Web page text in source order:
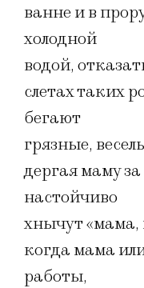
ванне и в
холодной
водой,
слетах таких
бегают
грязные,
дергая маму
настойчиво
хнычут
когда мама
работы,